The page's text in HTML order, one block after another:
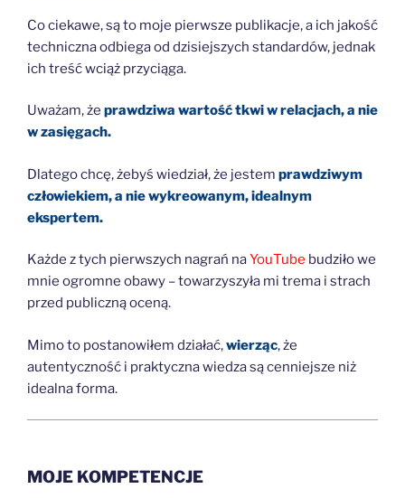
Co ciekawe, są to moje pierwsze publikacje, a ich jakość
techniczna odbiega od dzisiejszych standardów, jednak
ich treść wciąż przyciąga.
Uważam, że prawdziwa wartość tkwi w relacjach, a nie
w zasięgach.
Dlatego chcę, żebyś wiedział, że jestem prawdziwym
człowiekiem, a nie wykreowanym, idealnym
ekspertem.
Każde z tych pierwszych nagrań naYouTube budziło we
mnie ogromne obawy – towarzyszyła mi trema i strach
przed publiczną oceną.
Mimo to postanowiłem działać,wierząc, że
autentyczność i praktyczna wiedza są cenniejsze niż
idealna forma.
MOJE KOMPETENCJE